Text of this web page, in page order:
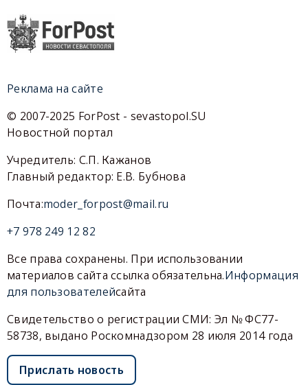
Реклама на сайте
© 2007-2025 ForPost - sevastopol.SU
Новостной портал
Учредитель: С.П. Кажанов
Главный редактор: Е.В. Бубнова
Почта:moder_forpost@mail.ru
+7 978 249 12 82
Все права сохранены. При использовании
материалов сайта ссылка обязательна.Информация
для пользователейсайта
Свидетельство о регистрации СМИ: Эл № ФС77-
58738, выдано Роскомнадзором 28 июля 2014 года
Прислать новость